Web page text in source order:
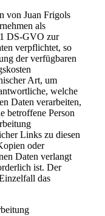
von Juan Frigols
als
DS-GVO zur
verpflichtet, so
der verfügbaren
Art, um
welche
Daten verarbeiten,
betroffene Person
Links zu diesen
oder
Daten verlangt
ist. Der
das